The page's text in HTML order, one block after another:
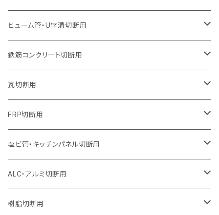
セグメントタイプ
305mm（12インチ）
セグメント
セグメント（特殊凸凹加工チップ）
355mm（14インチ）
セグメント
セグメント（特殊凸凹加工チップ）
405mm（16インチ）
セグメントタイプ
ウェーブタイプ
セグメントタイプ
ウェーブタイプ
230mm（9インチ）
セグメントタイプ
ウェーブタイプ
255mm（10インチ）
セグメントタイプ
305mm（12インチ）
セグメント
セグメント（特殊凸凹加工チップ）
355mm（14インチ）
セグメント
セグメント（特殊凸凹加工チップ）
ウェーブタイプ
セグメントタイプ
ウェーブタイプ
205mm（8インチ）
セグメントタイプ
ウェーブタイプ
230mm（9インチ）
セグメントタイプ
ウェーブタイプ
255mm（10インチ）
セグメントタイプ
305mm（12インチ）
セグメント
セグメント（特殊凸凹加工チップ）
355mm（14インチ）
セグメント
セグメント（特殊凸凹加工チップ）
セグメントタイプ（ビス穴付き
セグメントタイプ
180mm（7インチ）
セグメントタイプ
205mm（8インチ）
セグメントタイプ
230mm（9インチ）
セグメントタイプ
255mm（10インチ）
セグメントタイプ（一般道路カッター用
305mm（12インチ）
セグメントタイプ
セグメントタイプ（一般道路カッター用
355mm（14インチ）
セグメントタイプ
405mm（16インチ）
セグメントタイプ（ビス穴付き
セグメントタイプ
セグメントタイプ（ビス穴付き
150mm（6インチ）
セグメントタイプ
180mm（7インチ）
セグメントタイプ
205mm（8インチ）
セグメントタイプ
230mm（9インチ）
セグメントタイプ
305mm（12インチ）
セグメントタイプ
埋設鋳鉄管工事対応タイプ
355mm（14インチ）
セグメントタイプ
405mm（16インチ）
セグメントタイプ
ウェーブタイプ
125mm（5インチ）
セグメントタイプ
ウェーブタイプ
150mm（6インチ）
セグメントタイプ
ウェーブタイプ
180mm（7インチ）
セグメントタイプ
ウェーブタイプ
205mm（8インチ）
セグメントタイプ
ウェーブタイプ
230mm（9インチ）
セグメントタイプ
ウェーブタイプ
255mm（10インチ）
セグメントタイプ
305mm（12インチ）
125mm（5インチ）
ヒューム管・U字溝切断用
105mm（4インチ）
セグメントタイプ
125mm（5インチ）
セグメントタイプ
150mm（6インチ）
セグメントタイプ
180mm（7インチ）
セグメントタイプ
205mm（8インチ）
セグメントタイプ
230mm（9インチ）
鉄筋コンクリート切断用
305mm（12インチ）
セグメントタイプ
355mm（14インチ）
セグメントタイプ
405mm（16インチ）
セグメントタイプ
瓦切断用
105mm（4インチ）
FRP切断用
125ｍｍ（5インチ）
塩ビ管・キッチンパネル切断用
125ｍｍ（5インチ）
ALC・アルミ切断用
305mm（12インチ）
樹脂切断用